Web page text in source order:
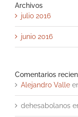
Archivos
julio 2016
junio 2016
Comentarios
Alejandro Valle
dehesabolanos